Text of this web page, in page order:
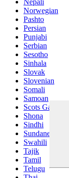
Nepali
Norwegian
Pashto
Persian
Punjabi
Serbian
Sesotho
Sinhala
Slovak
Slovenian
Somali
Samoan
Scots Gaelic
Shona
Sindhi
Sundanese
Swahili
Tajik
Tamil
Telugu